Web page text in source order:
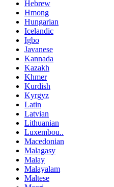
Hebrew
Hmong
Hungarian
Icelandic
Igbo
Javanese
Kannada
Kazakh
Khmer
Kurdish
Kyrgyz
Latin
Latvian
Lithuanian
Luxembou..
Macedonian
Malagasy
Malay
Malayalam
Maltese